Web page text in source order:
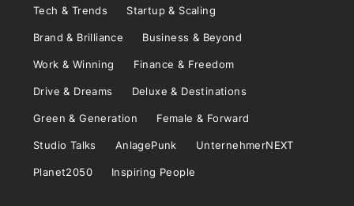
Tech & Trends Startup & Scaling
Brand & Brilliance Business & Beyond
Work & Winning Finance & Freedom
Drive & Dreams Deluxe & Destinations
Green & Generation Female & Forward
Studio Talks AnlagePunk UnternehmerNEXT
Planet2050 Inspiring People